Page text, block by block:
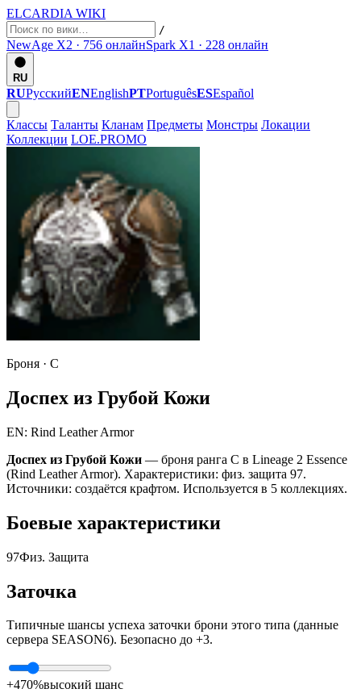
ELCARDIA WIKI
/
NewAge X2 · 756 онлайнSpark X1 · 228 онлайн
RU
RUРусскийENEnglishPTPortuguêsESEspañol
Классы Таланты Кланам Предметы Монстры Локации
Коллекции LOE.PROMO
Броня · C
Доспех из Грубой Кожи
EN: Rind Leather Armor
Доспех из Грубой Кожи — броня ранга C в Lineage 2 Essence
(Rind Leather Armor). Характеристики: физ. защита 97.
Источники: создаётся крафтом. Используется в 5 коллекциях.
Боевые характеристики
97Физ. Защита
Заточка
Типичные шансы успеха заточки брони этого типа (данные
сервера SEASON6). Безопасно до +3.
+470%высокий шанс